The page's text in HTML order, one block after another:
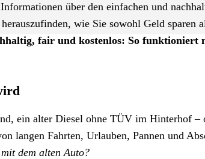
über den einfachen und
wie Sie sowohl Geld sparen
fair und kostenlos: So funktioniert
ein alter Diesel ohne TÜV im Hinterhof –
langen Fahrten, Urlauben, Pannen und
dem alten Auto?